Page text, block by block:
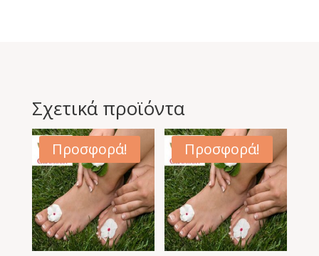
Σχετικά προϊόντα
Προσφορά! Προσφορά!